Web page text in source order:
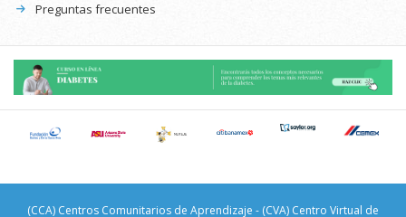
Preguntas frecuentes
(CCA) Centros Comunitarios de Aprendizaje - (CVA) Centro Virtual de